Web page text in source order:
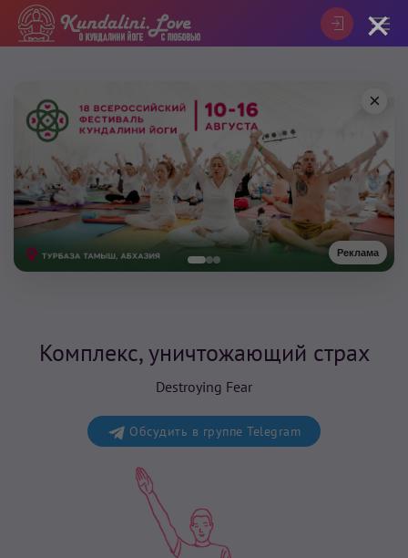
Реклама
×
Комплекс, уничтожающий страх
Destroying Fear
Обсудить в группе Telegram
×